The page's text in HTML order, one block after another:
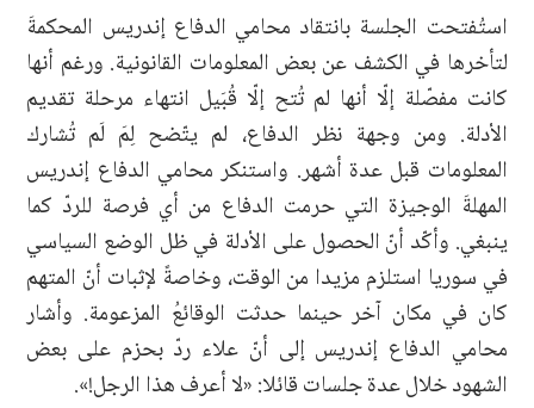
استُفتحت الجلسة بانتقاد محامي الدفاع إندريس المحكمةَ
لتأخرها في الكشف عن بعض المعلومات القانونية. ورغم أنها
كانت مفصّلة إلّا أنها لم تُتح إلّا قُبَيل انتهاء مرحلة تقديم
الأدلة. ومن وجهة نظر الدفاع، لم يتّضح لِمَ لَم تُشارك
المعلومات قبل عدة أشهر. واستنكر محامي الدفاع إندريس
المهلةَ الوجيزة التي حرمت الدفاع من أي فرصة للردّ كما
ينبغي. وأكّد أنّ الحصول على الأدلة في ظل الوضع السياسي
في سوريا استلزم مزيدا من الوقت، وخاصةً لإثبات أنّ المتهم
كان في مكان آخر حينما حدثت الوقائعُ المزعومة. وأشار
محامي الدفاع إندريس إلى أنّ علاء ردّ بحزم على بعض
الشهود خلال عدة جلسات قائلا: «لا أعرف هذا الرجل!».